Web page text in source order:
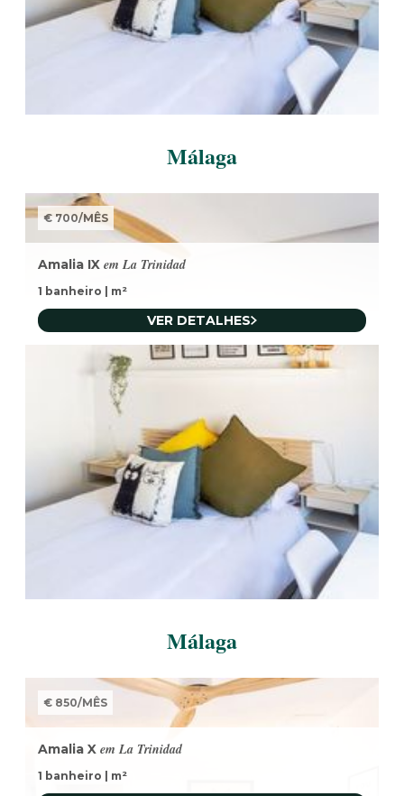
Málaga
€ 700/MÊS
Amalia IX em La Trinidad
1 banheiro m²
VER DETALHES
Málaga
€ 850/MÊS
Amalia X em La Trinidad
1 banheiro m²